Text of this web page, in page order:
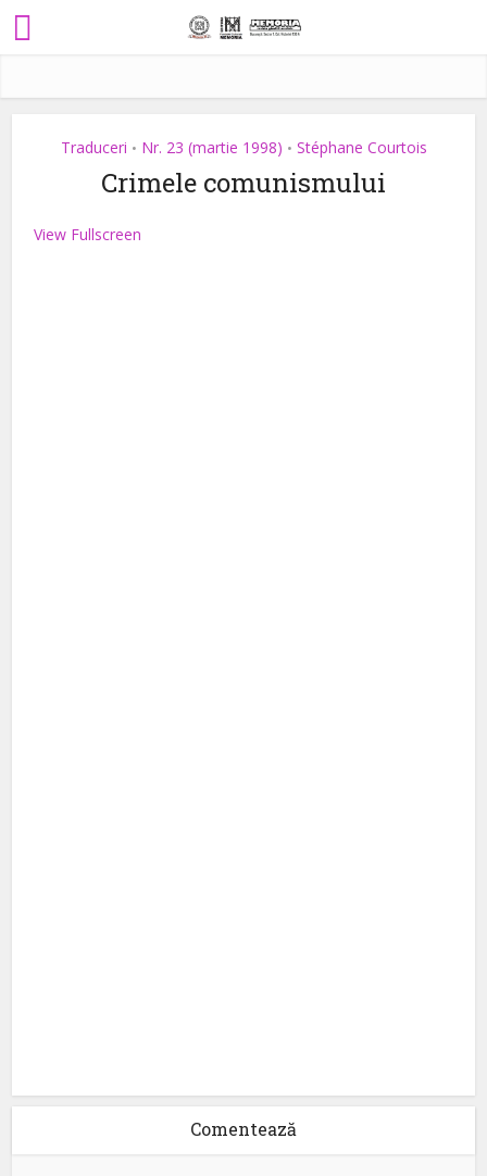
Traduceri • Nr. 23 (martie 1998) • Stéphane Courtois
Crimele comunismului
View Fullscreen
Comentează